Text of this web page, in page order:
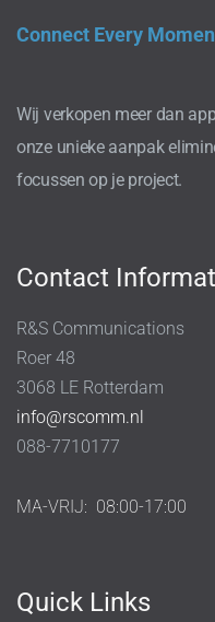
Connect Every
Wij verkopen meer dan
onze unieke aanpak
focussen op je project.
Contact
R&S Communications
Roer 48
3068 LE Rotterdam
info@rscomm.nl
088-7710177
MA-VRIJ: 08:00-17:00
Quick Links